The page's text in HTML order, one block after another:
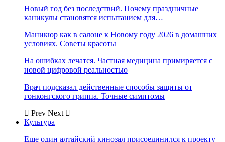
Новый год без последствий. Почему праздничные
каникулы становятся испытанием для…
Маникюр как в салоне к Новому году 2026 в домашних
условиях. Советы красоты
На ошибках лечатся. Частная медицина примиряется с
новой цифровой реальностью
Врач подсказал действенные способы защиты от
гонконгского гриппа. Точные симптомы
Prev Next
Культура
Еще один алтайский кинозал присоединился к проекту